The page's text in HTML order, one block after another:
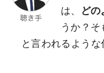
は、
どの
うか？そ
と言われるよう